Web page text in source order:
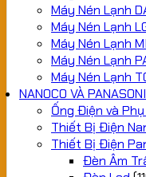
Máy Nén Lạnh
Máy Nén Lạnh
Máy Nén Lạnh
Máy Nén Lạnh
Máy Nén Lạnh
NANOCO VÀ
Ống Điện và
Thiết Bị Điện
Thiết Bị Điện
Đèn Âm